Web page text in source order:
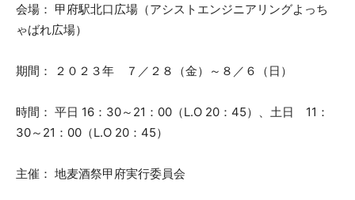
会場： 甲府駅北口広場（アシストエンジニアリングよっち
ゃばれ広場）
期間： ２０２３年 ７／２８（金）～８／６（日）
時間： 平日 16：30～21：00（L.O 20：45）、土日 11：
30～21：00（L.O 20：45）
主催： 地麦酒祭甲府実行委員会